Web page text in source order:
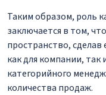
Таким образом, роль
заключается в том,
пространство,
как для компании, так
категорийного
количества продаж.